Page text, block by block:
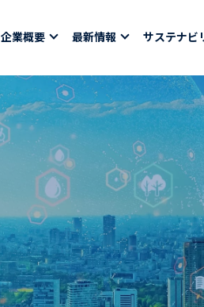
企業概要 最新情報 サステナビ
採用情報
社員紹介
社員インタビュー
育休取得者インタビュー
福利厚生